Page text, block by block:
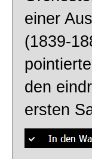
einer
(1839-
den
ersten